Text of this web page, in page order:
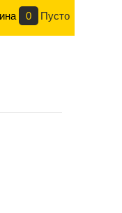
0 Пусто